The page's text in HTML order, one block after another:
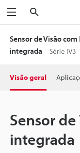
Menu
Sensor de Visão com
integrada
Série IV3
Visão geral
Sensor
integrada